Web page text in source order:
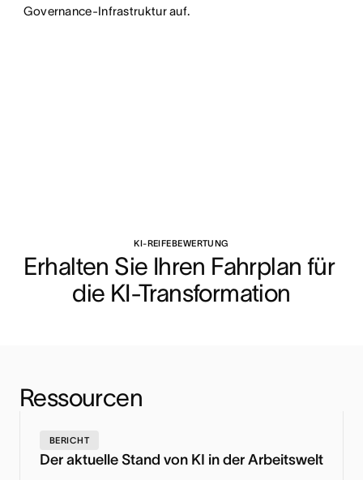
Governance-Infrastruktur auf.
KI-REIFEBEWERTUNG
Erhalten Sie Ihren Fahrplan für
die KI-Transformation
Ressourcen
BERICHT
Der aktuelle Stand von KI in der Arbeitswelt